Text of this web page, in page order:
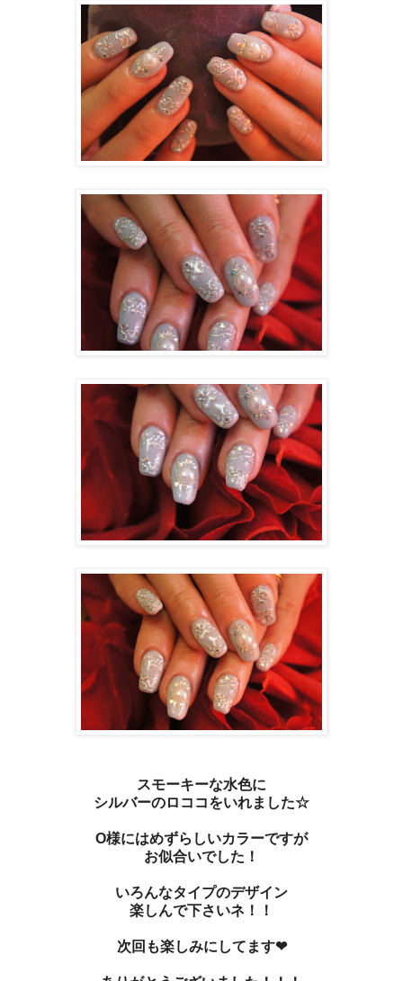
スモーキーな水色に
シルバーのロココをいれました☆
O様にはめずらしいカラーですが
お似合いでした！
いろんなタイプのデザイン
楽しんで下さいネ！！
次回も楽しみにしてます❤